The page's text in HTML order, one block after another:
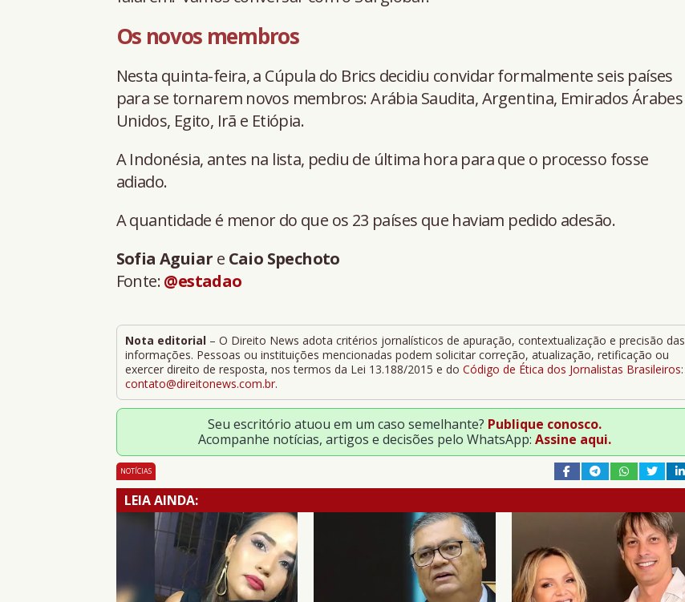
Os novos membros
Nesta quinta-feira, a Cúpula do Brics decidiu convidar formalmente seis países
para se tornarem novos membros: Arábia Saudita, Argentina, Emirados Árabes
Unidos, Egito, Irã e Etiópia.
A Indonésia, antes na lista, pediu de última hora para que o processo fosse
adiado.
A quantidade é menor do que os 23 países que haviam pedido adesão.
Sofia Aguiar e Caio Spechoto
Fonte:@estadao
Nota editorial– O Direito News adota critérios jornalísticos de apuração, contextualização e precisão das
informações. Pessoas ou instituições mencionadas podem solicitar correção, atualização, retificação ou
exercer direito de resposta, nos termos da Lei 13.188/2015 e do Código de Ética dos Jornalistas Brasileiros:
contato@direitonews.com.br.
Seu escritório atuou em um caso semelhante? Publique conosco.
Acompanhe notícias, artigos e decisões pelo WhatsApp: Assine aqui.
NOTÍCIAS
LEIA AINDA: